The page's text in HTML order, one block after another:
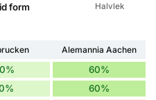
form
Halvlek
Alemannia Aachen
60%
60%